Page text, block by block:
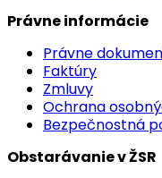
Právne informácie
Právne
Faktúry
Zmluvy
Ochrana
Bezpečnostná
Obstarávanie v ŽSR